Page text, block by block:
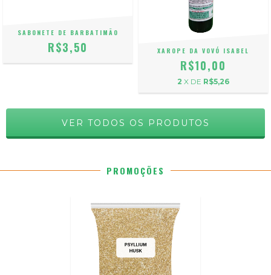
SABONETE DE BARBATIMÃO
R$3,50 XAROPE DA VOVÓ ISABEL
R$10,00
2 X DE R$5,26
VER TODOS OS PRODUTOS
PROMOÇÕES